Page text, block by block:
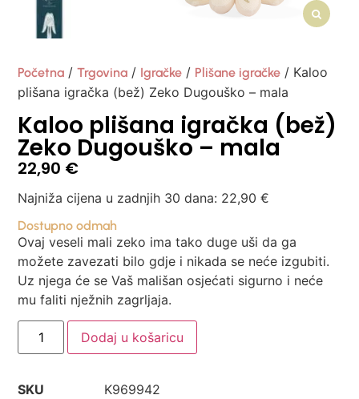
Početna /Trgovina / Igračke / Plišane igračke / Kaloo
plišana igračka (bež) Zeko Dugouško – mala
Kaloo plišana igračka (bež)
Zeko Dugouško – mala
22,90 €
Najniža cijena u zadnjih 30 dana: 22,90€
Dostupno odmah
Ovaj veseli mali zeko ima tako duge uši da ga
možete zavezati bilo gdje i nikada se neće izgubiti.
Uz njega će se Vaš mališan osjećati sigurno i neće
mu faliti nježnih zagrljaja.
Dodaj u košaricu
SKU
K969942